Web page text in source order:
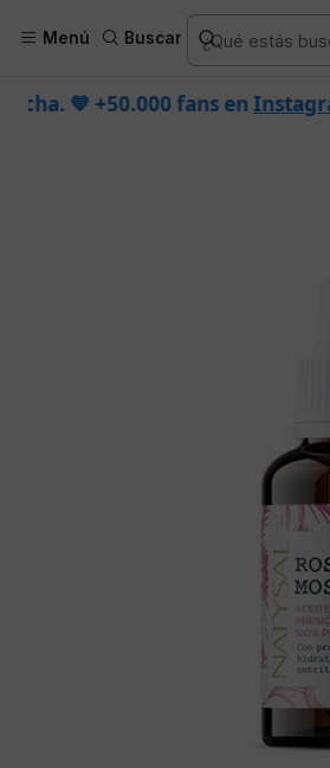
Menú Buscar
enInstagramconfían en